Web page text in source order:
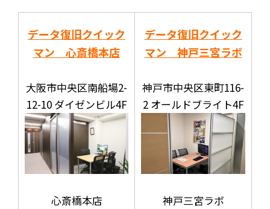
データ復旧クイック
マン 心斎橋本店
大阪市中央区南船場2-
12-10 ダイゼンビル4F
心斎橋本店
データ復旧クイック
マン 神戸三宮ラボ
神戸市中央区東町116-
2 オールドブライト4F
神戸三宮ラボ